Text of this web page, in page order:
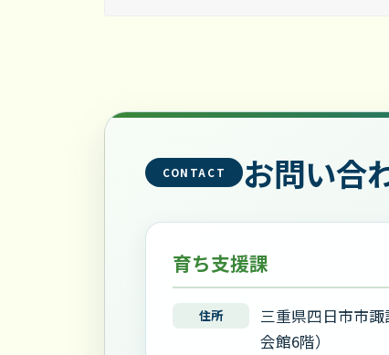
CONTACT お問い合
育ち支援課
住所
三重県四日市市
会館6階）